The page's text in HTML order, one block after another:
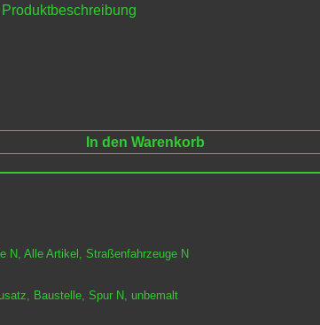
In den Warenkorb
N,Alle Artikel ,Straßenfahrzeuge N
, Baustelle,Spur N, unbemalt